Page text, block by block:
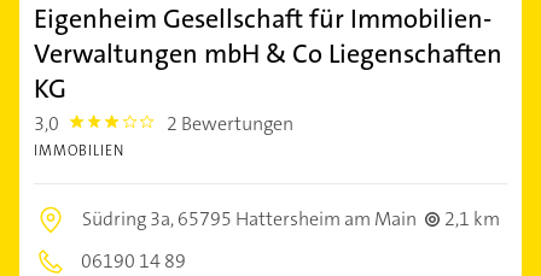
Eigenheim Gesellschaft für Immobilien-
Verwaltungen mbH & Co Liegenschaften
KG
3,0 3.0 2 Bewertungen
IMMOBILIEN
Südring 3a,65795 Hattersheim am Main
2,1 km
06190 14 89